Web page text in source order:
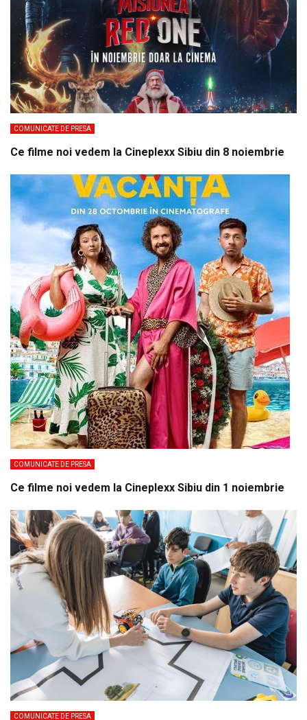
COMUNICATE DE PRESA
Ce filme noi vedem la Cineplexx Sibiu din 8 noiembrie
COMUNICATE DE PRESA
Ce filme noi vedem la Cineplexx Sibiu din 1 noiembrie
COMUNICATE DE PRESA